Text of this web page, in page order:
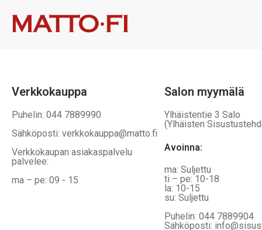
valita
Verkkokauppa
Puhelin: 044 7889990
Sähköposti: verkkokauppa@matto.fi
Verkkokaupan asiakaspalvelu
palvelee:
ma – pe: 09 - 15
Salon myymälä
Ylhäistentie 3 Salo
(Ylhäisten
Avoinna:
ma: Suljettu
ti – pe: 10-18
la: 10-15
su: Suljettu
Puhelin: 044 7889904
Sähköposti: